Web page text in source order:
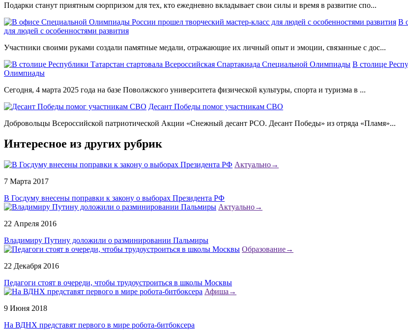
Подарки станут приятным сюрпризом для тех, кто ежедневно вкладывает свои силы и время в развитие спо...
В
для людей с особенностями развития
Участники своими руками создали памятные медали, отражающие их личный опыт и эмоции, связанные с дос...
В столице
Олимпиады
Сегодня, 4 марта 2025 года на базе Поволжского университета физической культуры, спорта и туризма в ...
Десант Победы помог участникам СВО
Добровольцы Всероссийской патриотической Акции «Снежный десант РСО. Десант Победы» из отряда «Пламя»...
Интересное из других рубрик
Актуально→
7 Марта 2017
В Госдуму внесены поправки к закону о выборах Президента РФ
Актуально→
22 Апреля 2016
Владимиру Путину доложили о разминировании Пальмиры
Образование→
22 Декабря 2016
Педагоги стоят в очереди, чтобы трудоустроиться в школы Москвы
Афиша →
9 Июня 2018
На ВДНХ представят первого в мире робота-битбоксера